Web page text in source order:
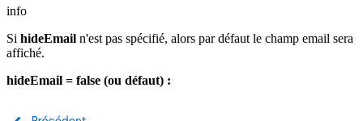
info
Si hideEmail n'est pas spécifié, alors par défaut le champ email sera
affiché.
hideEmail = false (ou défaut) :